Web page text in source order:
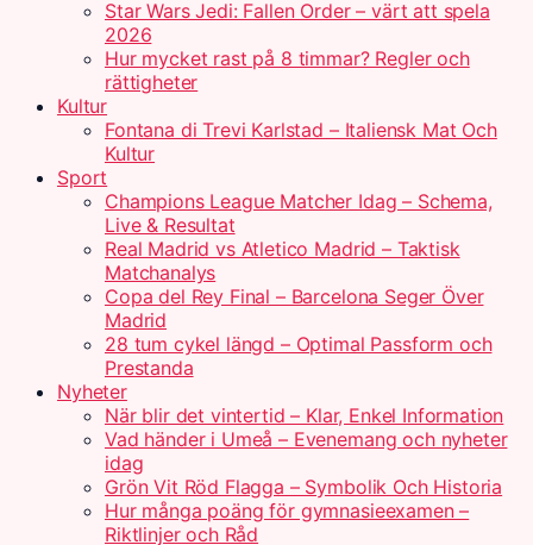
Star Wars Jedi: Fallen Order – värt att spela
2026
Hur mycket rast på 8 timmar? Regler och
rättigheter
Kultur
Fontana di Trevi Karlstad – Italiensk Mat Och
Kultur
Sport
Champions League Matcher Idag – Schema,
Live & Resultat
Real Madrid vs Atletico Madrid – Taktisk
Matchanalys
Copa del Rey Final – Barcelona Seger Över
Madrid
28 tum cykel längd – Optimal Passform och
Prestanda
Nyheter
När blir det vintertid – Klar, Enkel Information
Vad händer i Umeå – Evenemang och nyheter
idag
Grön Vit Röd Flagga – Symbolik Och Historia
Hur många poäng för gymnasieexamen –
Riktlinjer och Råd